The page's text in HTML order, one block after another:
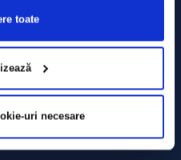
toate
uri necesare